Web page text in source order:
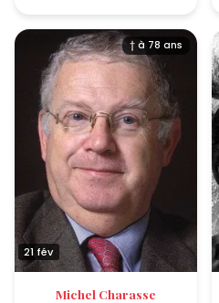
† à 78 ans
21 fév
Michel Charasse